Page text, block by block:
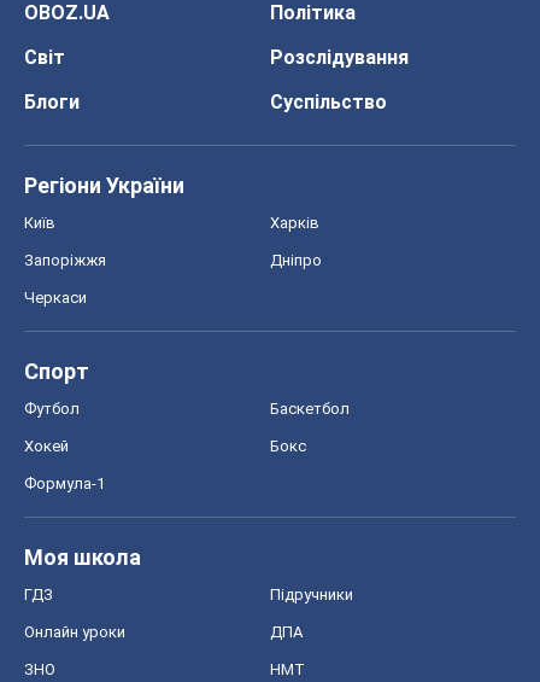
OBOZ.UA
Політика
Світ
Розслідування
Блоги
Суспільство
Регіони України
Київ Харків
Запоріжжя Дніпро
Черкаси
Спорт
Футбол Баскетбол
Хокей Бокс
Формула-1
Моя школа
ГДЗ Підручники
Онлайн уроки ДПА
ЗНО НМТ